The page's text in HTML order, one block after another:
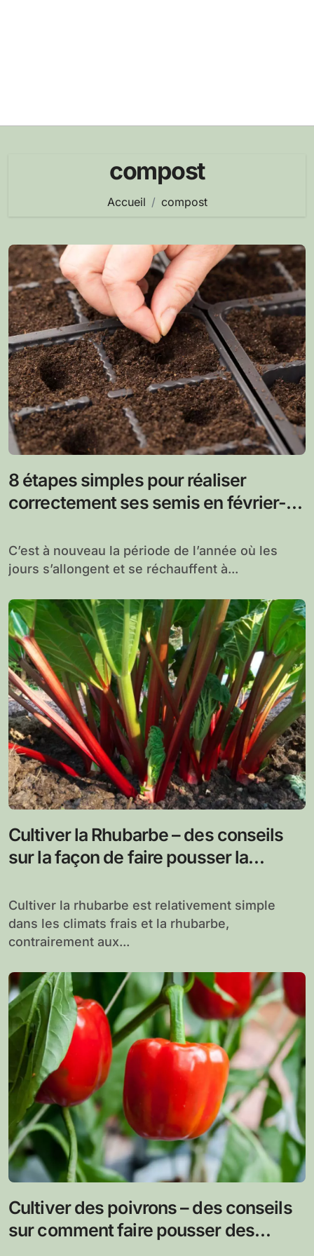
compost
Accueil compost
8 étapes simples pour réaliser
correctement ses semis en février-
C’est à nouveau la période de l’année où les
jours s’allongent et se réchauffent à...
Cultiver la Rhubarbe – des conseils
sur la façon de faire pousser la
Cultiver la rhubarbe est relativement simple
dans les climats frais et la rhubarbe,
contrairement aux...
Cultiver des poivrons – des conseils
sur comment faire pousser des